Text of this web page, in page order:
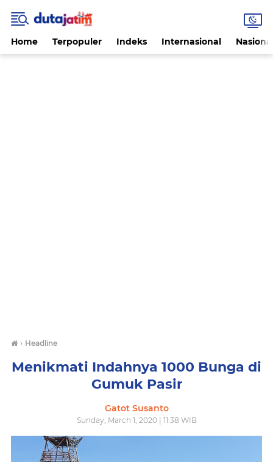
Home Terpopuler Indeks Internasional
› Headline
Menikmati Indahnya 1000 Bunga di
Gumuk Pasir
Gatot Susanto
Sunday, March 1, 2020 | 11:38 WIB